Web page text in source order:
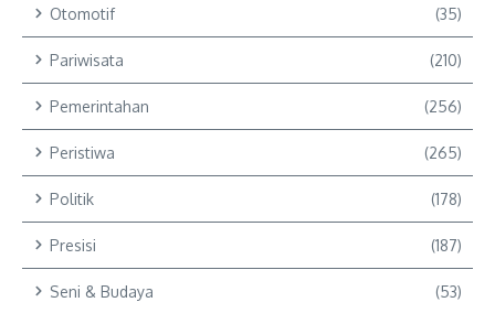
Otomotif (35)
Pariwisata (210)
Pemerintahan (256)
Peristiwa (265)
Politik (178)
Presisi (187)
Seni & Budaya (53)